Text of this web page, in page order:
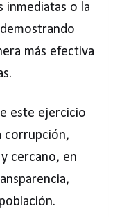
inmediatas o la
más efectiva
este ejercicio
corrupción,
cercano, en